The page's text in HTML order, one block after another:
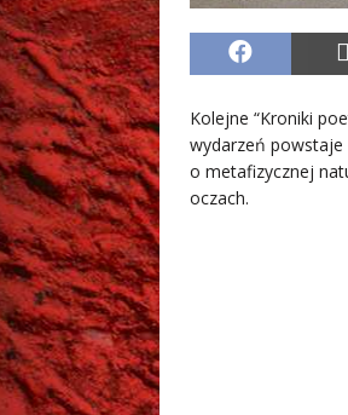
Kolejne “Kroniki
wydarzeń powstaje
o metafizycznej
oczach.